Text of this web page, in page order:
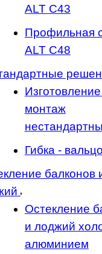
ALT C43
Профильная
ALT C48
монтаж
Гибка -
балконов
Остекление
и лоджий
алюминием